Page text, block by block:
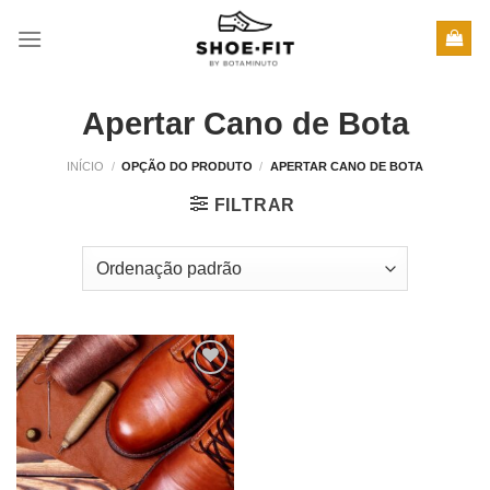
Apertar Cano de Bota
INÍCIO / OPÇÃO DO PRODUTO / APERTAR CANO DE BOTA
FILTRAR
Adicionar
à wishlist